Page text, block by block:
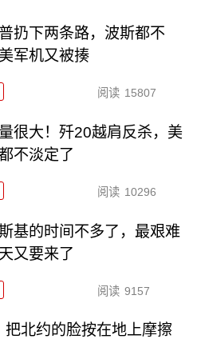
扔下两条路，波斯都不
军机又被揍
阅读 15807
很大！歼20越肩反杀，美
不淡定了
阅读 10296
基的时间不多了，最艰难
又要来了
阅读 9157
北约的脸按在地上摩擦